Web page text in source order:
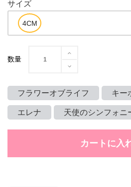
サイズ
数量
フラワーオブライフ キー
エレナ 天使のシンフォニ
カートに入